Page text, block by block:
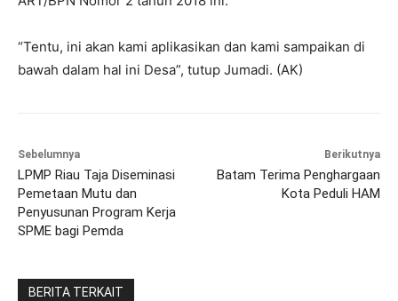
“Tentu, ini akan kami aplikasikan dan kami sampaikan di
bawah dalam hal ini Desa”, tutup Jumadi. (AK)
Sebelumnya
LPMP Riau Taja Diseminasi
Pemetaan Mutu dan
Penyusunan Program Kerja
SPME bagi Pemda
Berikutnya
Batam Terima Penghargaan
Kota Peduli HAM
BERITA TERKAIT